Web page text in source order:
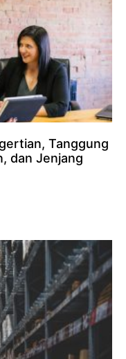
Tanggung
dan Jenjang